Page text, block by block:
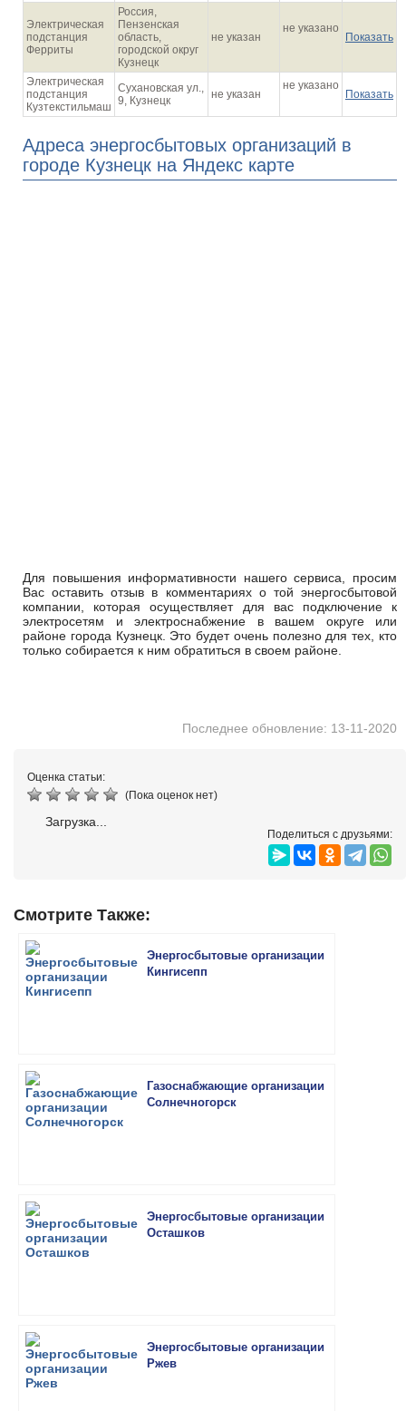
Электрическая
подстанция
Ферриты
Россия,
Пензенская
область,
городской округ
Кузнецк
не указан
не указано
Показать
Электрическая
подстанция
Кузтекстильмаш
Сухановская ул.,
9, Кузнецк
не указан
не указано
Показать
Адреса энергосбытовых организаций в
городе Кузнецк на Яндекс карте
Для повышения информативности нашего сервиса, просим
Вас оставить отзыв в комментариях о той энергосбытовой
компании, которая осуществляет для вас подключение к
электросетям и электроснабжение в вашем округе или
районе города Кузнецк. Это будет очень полезно для тех, кто
только собирается к ним обратиться в своем районе.
Последнее обновление: 13-11-2020
Оценка статьи:
(Пока оценок нет)
Загрузка...
Поделиться с друзьями:
Смотрите Также:
Энергосбытовые организации
Кингисепп
Газоснабжающие организации
Солнечногорск
Энергосбытовые организации
Осташков
Энергосбытовые организации
Ржев